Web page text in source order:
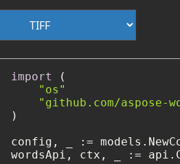
import
(
"os"
"github.com/aspose-
)
config, _ :=
wordsApi, ctx, _ :=